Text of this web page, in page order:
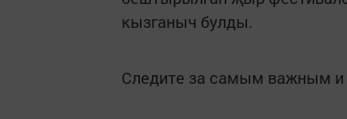
кызганыч булды.
Следите за самым важным и